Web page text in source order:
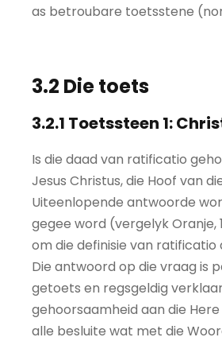
as betroubare toetsstene
3.2 Die toets
3.2.1 Toetssteen 1:
Is die daad van ratificatio
Jesus Christus, die Hoof van
Uiteenlopende antwoorde
gegee word (vergelyk Oranje,
om die definisie van
Die antwoord op die vraag is
getoets en regsgeldig
gehoorsaamheid aan die
alle besluite wat met die